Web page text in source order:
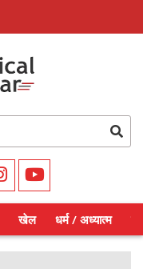
खेल धर्म / अध्यात्म